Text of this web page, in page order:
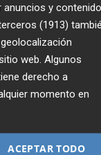
5 Y
con
y
(1913)
web. Algunos
derecho a
momento en
ACEPTAR TODO